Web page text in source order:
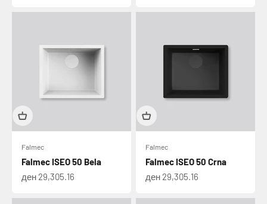
Falmec
Falmec ISEO 50 Bela
Намалена цена
ден 29,305.16
Falmec
Falmec ISEO 50 Crna
Намалена цена
ден 29,305.16